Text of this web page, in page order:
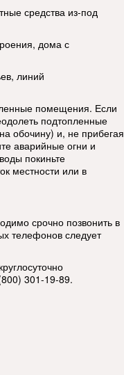
средства из-под
дома с
линий
помещения. Если
подтопленные
обочину) и, не прибегая
аварийные огни и
покиньте
местности или в
срочно позвонить в
телефонов следует
301-19-89.